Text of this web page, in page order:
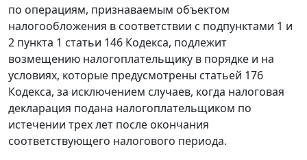
по операциям, признаваемым объектом
налогообложения в соответствии с подпунктами 1 и
2 пункта 1 статьи 146 Кодекса, подлежит
возмещению налогоплательщику в порядке и на
условиях, которые предусмотрены статьей 176
Кодекса, за исключением случаев, когда налоговая
декларация подана налогоплательщиком по
истечении трех лет после окончания
соответствующего налогового периода.